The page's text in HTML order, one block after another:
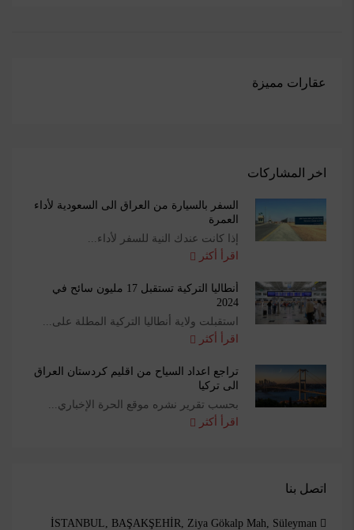
عقارات مميزة
اخر المشاركات
السفر بالسيارة من العراق الى السعودية لأداء
العمرة
إذا كانت عندك النية للسفر لأداء...
اقرأ أكثر
أنطاليا التركية تستقبل 17 مليون سائح في
2024
استقبلت ولاية أنطاليا التركية المطلة على...
اقرأ أكثر
تراجع اعداد السياح من اقليم كردستان العراق
الى تركيا
بحسب تقرير نشره موقع الحرة الإخباري...
اقرأ أكثر
اتصل بنا
İSTANBUL, BAŞAKŞEHİR, Ziya Gökalp Mah, Süleyman